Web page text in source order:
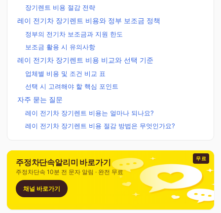
장기렌트 비용 절감 전략
레이 전기차 장기렌트 비용와 정부 보조금 정책
정부의 전기차 보조금과 지원 한도
보조금 활용 시 유의사항
레이 전기차 장기렌트 비용 비교와 선택 기준
업체별 비용 및 조건 비교 표
선택 시 고려해야 할 핵심 포인트
자주 묻는 질문
레이 전기차 장기렌트 비용는 얼마나 되나요?
레이 전기차 장기렌트 비용 절감 방법은 무엇인가요?
무료
주정차단속알리미 바로가기
주정차단속 10분 전 문자 알림 · 완전 무료
채널 바로가기